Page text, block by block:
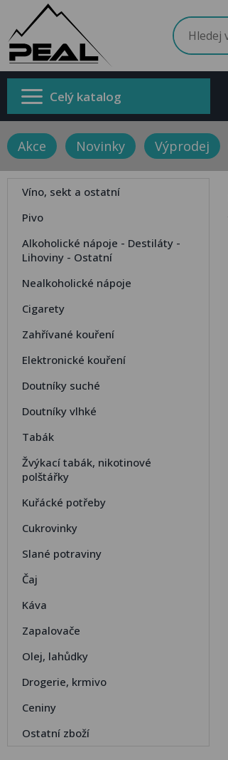
Celý katalog
Akce Novinky Výprodej
Víno, sekt a ostatní
Pivo
Alkoholické nápoje - Destiláty -
Lihoviny - Ostatní
Nealkoholické nápoje
Cigarety
Zahřívané kouření
Elektronické kouření
Doutníky suché
Doutníky vlhké
Tabák
Žvýkací tabák, nikotinové
polštářky
Kuřácké potřeby
Cukrovinky
Slané potraviny
Čaj
Káva
Zapalovače
Olej, lahůdky
Drogerie, krmivo
Ceniny
Ostatní zboží